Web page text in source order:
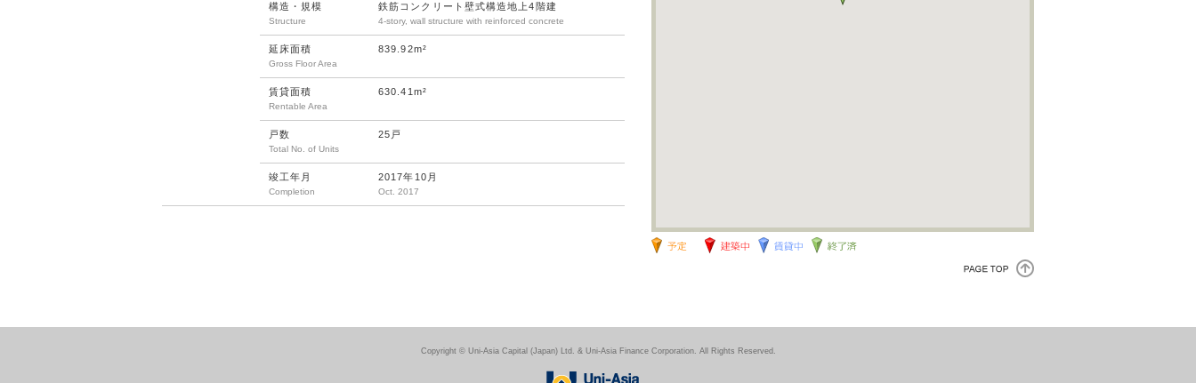
構造・規模
Structure
鉄筋コンクリート壁式構造地上4階建
4-story, wall structure with reinforced concrete
延床面積
Gross Floor Area
839.92m²
賃貸面積
Rentable Area
630.41m²
戸数
Total No. of Units
25戸
竣工年月
Completion
2017年10月
Oct. 2017
Copyright © Uni-Asia Capital (Japan) Ltd. & Uni-Asia Finance Corporation. All Rights Reserved.